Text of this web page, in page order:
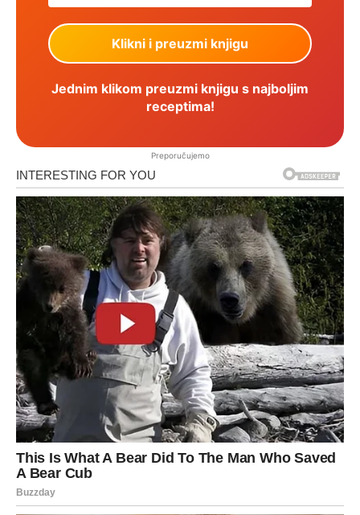
Jednim klikom preuzmi knjigu s najboljim
receptima!
Preporučujemo